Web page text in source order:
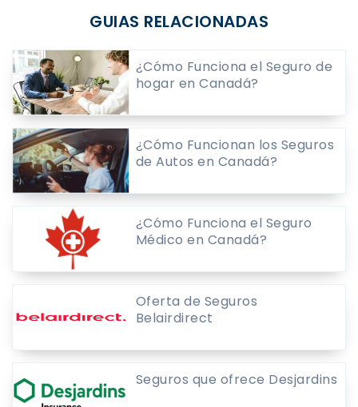
GUIAS RELACIONADAS
¿Cómo Funciona el Seguro de
hogar en Canadá?
¿Cómo Funcionan los Seguros
de Autos en Canadá?
¿Cómo Funciona el Seguro
Médico en Canadá?
Oferta de Seguros
Belairdirect
Seguros que ofrece Desjardins